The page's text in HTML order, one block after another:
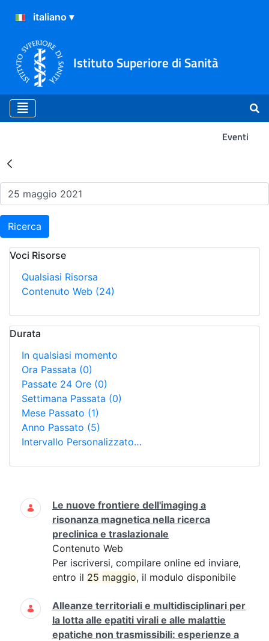
Istituto Superiore di Sanità
Eventi
Risultati della Ricerca -
Ricerca
Voci Risorse
Qualsiasi Risorsa
Contenuto Web (24)
Durata
In qualsiasi momento
Ora Passata (0)
Passate 24 Ore (0)
Settimana Passata (0)
Mese Passato (1)
Anno Passato (5)
Intervallo Personalizzato…
Ricerca
Le nuove frontiere dell'imaging a
risonanza magnetica nella ricerca
preclinica e traslazionale
Contenuto Web
Per iscriversi, compilare online ed inviare,
entro il 25 maggio, il modulo disponibile
Alleanze territoriali e multidisciplinari per
la lotta alle epatiti virali e alle malattie
epatiche non trasmissibili: esperienze a